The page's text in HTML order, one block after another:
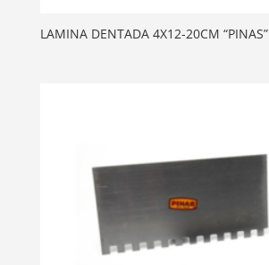
LAMINA DENTADA 4X12-20CM “PINAS”